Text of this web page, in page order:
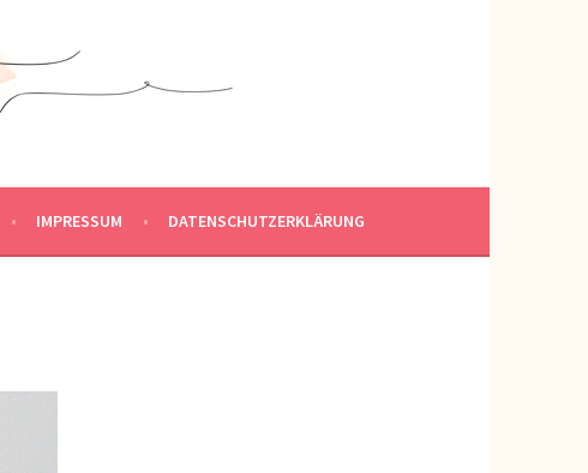
IMPRESSUM DATENSCHUTZERKLÄRUNG